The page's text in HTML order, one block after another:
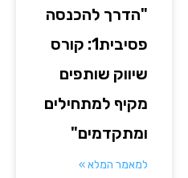
"הדרך להכנסה
פסיבית1: קורס
שיווק שותפים
מקיף למתחילים
ומתקדמים"
למאמר המלא »